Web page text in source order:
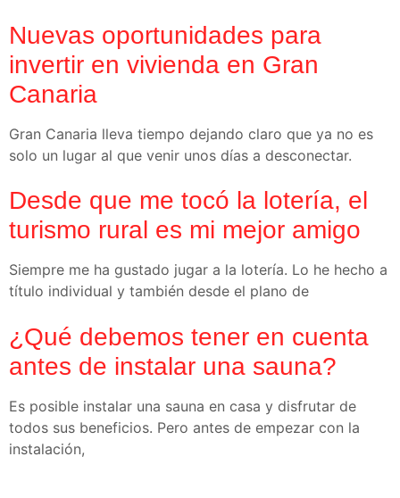
Nuevas oportunidades para
invertir en vivienda en Gran
Canaria
Gran Canaria lleva tiempo dejando claro que ya no es
solo un lugar al que venir unos días a desconectar.
Desde que me tocó la lotería, el
turismo rural es mi mejor amigo
Siempre me ha gustado jugar a la lotería. Lo he hecho a
título individual y también desde el plano de
¿Qué debemos tener en cuenta
antes de instalar una sauna?
Es posible instalar una sauna en casa y disfrutar de
todos sus beneficios. Pero antes de empezar con la
instalación,